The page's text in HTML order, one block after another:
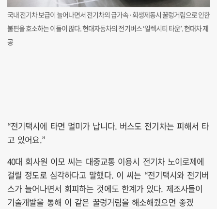
국내 전기차 보급이 늘어나면서 전기차의 급가속·회생제동시 꿀렁거림으로 인한
불편을 호소하는 이들이 많다. 현대자동차의 전기버스 ‘일렉시티 타운’. 현대차 제
공
“전기택시에 타면 멀미가 납니다. 버스도 전기차는 피해서 타
고 있어요.”
40대 회사원 이모 씨는 대중교통 이용시 전기차 노이로제에
걸릴 정도로 심각하다고 말했다. 이 씨는 “전기택시와 전기버
스가 늘어나면서 회피하는 것에도 한계가 있다. 제조사들이
기술개발을 통해 이 같은 꿀렁거림을 해소해줬으면 좋겠